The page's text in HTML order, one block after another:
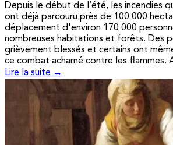
Depuis le début de l’été, les incendies
ont déjà parcouru près de 100 000
déplacement d'environ 170 000
nombreuses habitations et forêts. Des
grièvement blessés et certains ont
ce combat acharné contre les flammes.
Lire la suite →